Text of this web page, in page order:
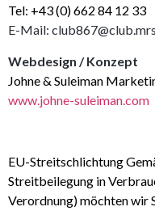
Tel: +43 (0) 662 84 12 33
E-Mail:
Webdesign / Konzept
Johne & Suleiman
www.johne-suleiman.com
EU-Streitschlichtung
Streitbeilegung in
Verordnung) möchten wir